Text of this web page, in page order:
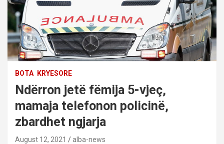
BOTA KRYESORE
Ndërron jetë fëmija 5-vjeç,
mamaja telefonon policinë,
zbardhet ngjarja
August 12, 2021 alba-news